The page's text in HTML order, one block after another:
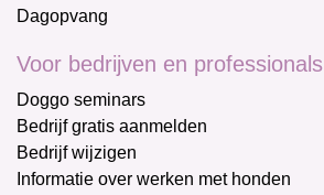
Dagopvang
Voor bedrijven en professionals
Doggo seminars
Bedrijf gratis aanmelden
Bedrijf wijzigen
Informatie over werken met honden